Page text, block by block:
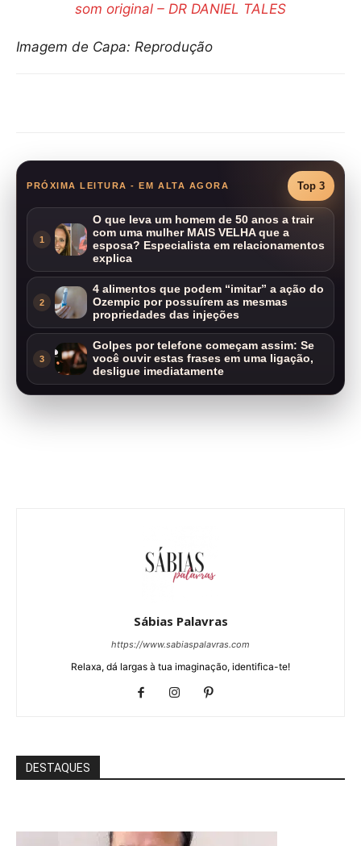
som original – DR DANIEL TALES
Imagem de Capa: Reprodução
PRÓXIMA LEITURA - EM ALTA AGORA Top 3
1
O que leva um homem de 50 anos a trair
com uma mulher MAIS VELHA que a
esposa? Especialista em relacionamentos
explica
2
4 alimentos que podem “imitar” a ação do
Ozempic por possuírem as mesmas
propriedades das injeções
3
Golpes por telefone começam assim: Se
você ouvir estas frases em uma ligação,
desligue imediatamente
Sábias Palavras
https://www.sabiaspalavras.com
Relaxa, dá largas à tua imaginação, identifica-te!
DESTAQUES